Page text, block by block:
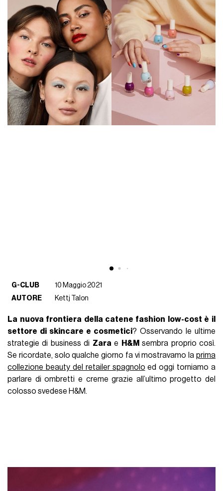
G-CLUB
10 Maggio 2021
AUTORE
Kettj Talon
La nuova frontiera della catene fashion low-cost è il
settore di skincare e cosmetici? Osservando le ultime
strategie di business di Zara e H&M sembra proprio così.
Se ricordate, solo qualche giorno fa vi mostravamo la prima
collezione beauty del retailer spagnolo ed oggi torniamo a
parlare di ombretti e creme grazie all’ultimo progetto del
colosso svedese H&M.